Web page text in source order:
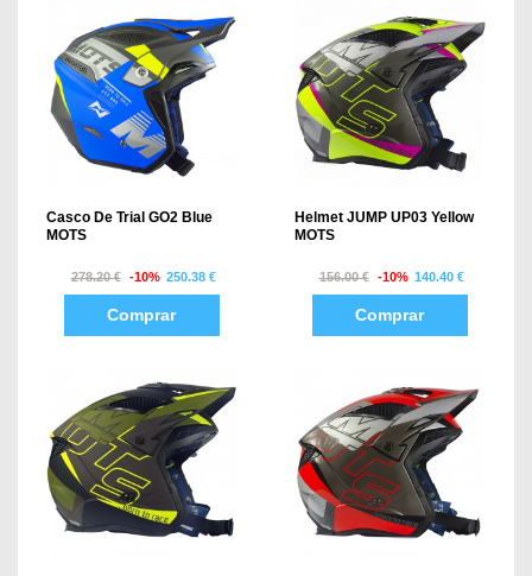
Casco De Trial GO2 Blue
MOTS
278.20 € -10% 250.38 €
Comprar
Helmet JUMP UP03 Yellow
MOTS
156.00 € -10% 140.40 €
Comprar